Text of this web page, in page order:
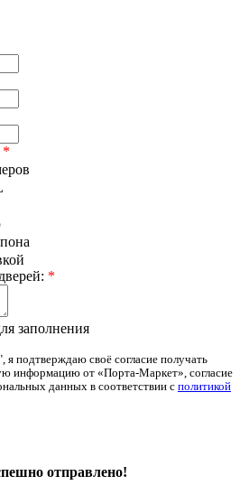
*
*
заполнения
подтверждаю своё согласие получать
информацию от «Порта-Маркет», согласие
данных в соответствии с политикой
отправлено!